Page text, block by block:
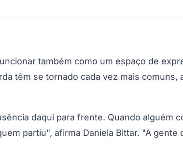
também como um espaço de
têm se tornado cada vez mais
daqui para frente. Quando alguém
partiu", afirma Daniela Bittar. "A